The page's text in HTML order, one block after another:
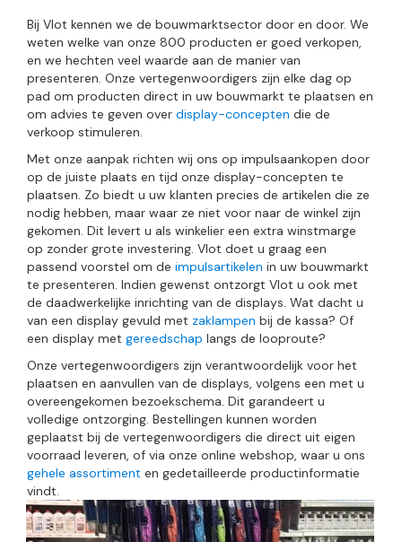
Bij Vlot kennen we de bouwmarktsector door en door. We
weten welke van onze 800 producten er goed verkopen,
en we hechten veel waarde aan de manier van
presenteren. Onze vertegenwoordigers zijn elke dag op
pad om producten direct in uw bouwmarkt te plaatsen en
om advies te geven over display-concepten die de
verkoop stimuleren.
Met onze aanpak richten wij ons op impulsaankopen door
op de juiste plaats en tijd onze display-concepten te
plaatsen. Zo biedt u uw klanten precies de artikelen die ze
nodig hebben, maar waar ze niet voor naar de winkel zijn
gekomen. Dit levert u als winkelier een extra winstmarge
op zonder grote investering. Vlot doet u graag een
passend voorstel om de impulsartikelen in uw bouwmarkt
te presenteren. Indien gewenst ontzorgt Vlot u ook met
de daadwerkelijke inrichting van de displays. Wat dacht u
van een display gevuld met zaklampen bij de kassa? Of
een display met gereedschap langs de looproute?
Onze vertegenwoordigers zijn verantwoordelijk voor het
plaatsen en aanvullen van de displays, volgens een met u
overeengekomen bezoekschema. Dit garandeert u
volledige ontzorging. Bestellingen kunnen worden
geplaatst bij de vertegenwoordigers die direct uit eigen
voorraad leveren, of via onze online webshop, waar u ons
gehele assortiment en gedetailleerde productinformatie
vindt.